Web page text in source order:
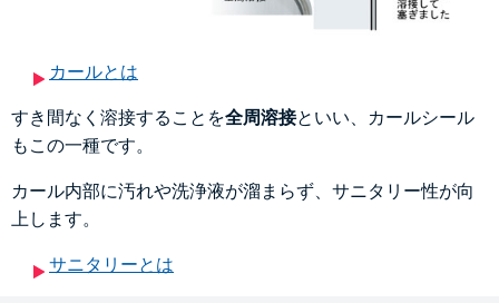
カールとは
すき間なく溶接することを全周溶接といい、カールシール
もこの一種です。
カール内部に汚れや洗浄液が溜まらず、サニタリー性が向
上します。
サニタリーとは